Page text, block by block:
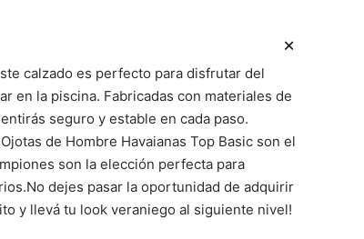
calzado es perfecto para disfrutar del
en la piscina. Fabricadas con materiales de
seguro y estable en cada paso.
de Hombre Havaianas Top Basic son el
son la elección perfecta para
dejes pasar la oportunidad de adquirir
y llevá tu look veraniego al siguiente nivel!